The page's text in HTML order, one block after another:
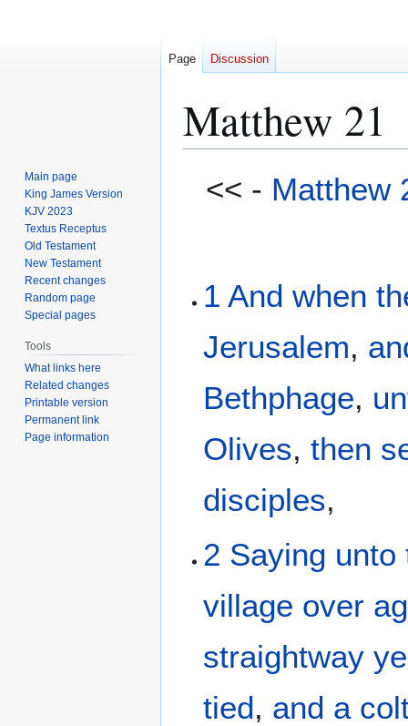
Matthew 21
<< - Matthew
1 And when
Jerusalem,
Bethphage,
Olives,then
disciples,
2 Saying unto
village over
straightway
tied, and a
Page Discussion
Main page
King James Version
KJV 2023
Textus Receptus
Old Testament
New Testament
Recent changes
Random page
Special pages
Tools
What links here
Related changes
Printable version
Permanent link
Page information